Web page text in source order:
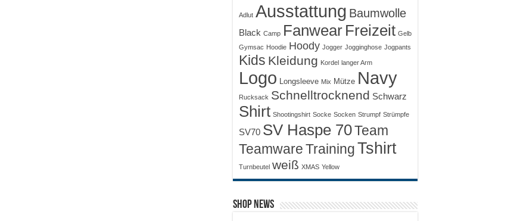
Adlut Ausstattung Baumwolle
Black Camp Fanwear Freizeit Gelb
Gymsac Hoodie Hoody Jogger Jogginghose Jogpants
Kids Kleidung Kordel langer Arm
Logo Longsleeve Mix Mütze Navy
Rucksack Schnelltrocknend Schwarz
Shirt Shootingshirt Socke Socken Strumpf Strümpfe
SV70 SV Haspe 70Team
Teamware TrainingTshirt
Turnbeutel weiß XMAS Yellow
Shop News